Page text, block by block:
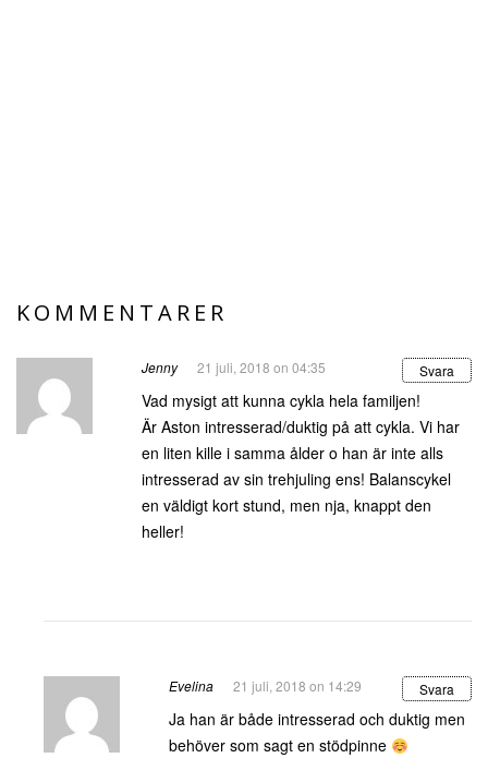
KOMMENTARER
Jenny 21 juli, 2018 on 04:35 Svara
Vad mysigt att kunna cykla hela familjen!
Är Aston intresserad/duktig på att cykla. Vi har
en liten kille i samma ålder o han är inte alls
intresserad av sin trehjuling ens! Balanscykel
en väldigt kort stund, men nja, knappt den
heller!
Evelina 21 juli, 2018 on 14:29 Svara
Ja han är både intresserad och duktig men
behöver som sagt en stödpinne